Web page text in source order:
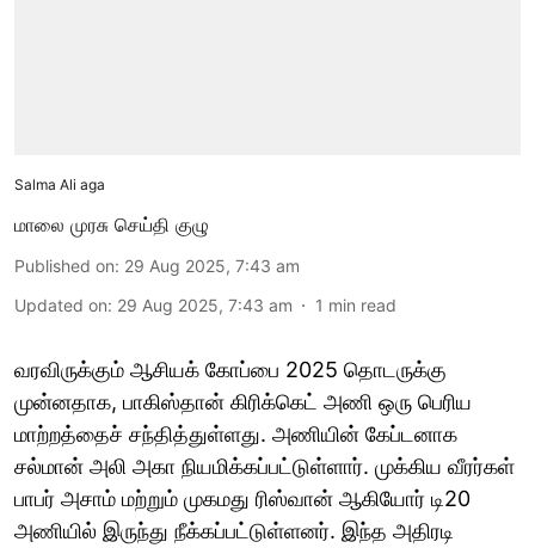
Salma Ali aga
மாலை முரசு செய்தி குழு
Published on: 29 Aug 2025, 7:43 am
Updated on: 29 Aug 2025, 7:43 am 1 min read
வரவிருக்கும் ஆசியக் கோப்பை 2025 தொடருக்கு
முன்னதாக, பாகிஸ்தான் கிரிக்கெட் அணி ஒரு பெரிய
மாற்றத்தைச் சந்தித்துள்ளது. அணியின் கேப்டனாக
சல்மான் அலி அகா நியமிக்கப்பட்டுள்ளார். முக்கிய வீரர்கள்
பாபர் அசாம் மற்றும் முகமது ரிஸ்வான் ஆகியோர் டி20
அணியில் இருந்து நீக்கப்பட்டுள்ளனர். இந்த அதிரடி